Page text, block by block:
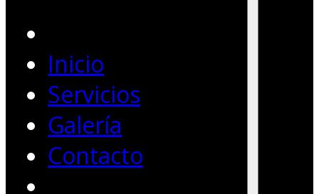
Inicio
Servicios
Galería
Contacto